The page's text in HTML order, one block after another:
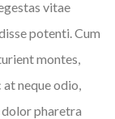
vitae
potenti. Cum
montes,
neque odio,
pharetra